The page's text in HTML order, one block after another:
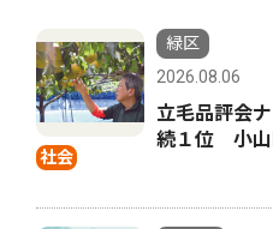
社会
緑区
2026.08.06
立毛品評会
続１位 小山